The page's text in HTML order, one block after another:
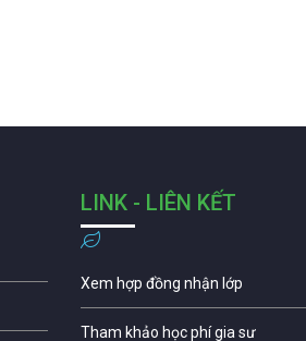
LINK - LIÊN KẾT
Xem hợp đồng nhận lớp
Tham khảo học phí gia sư